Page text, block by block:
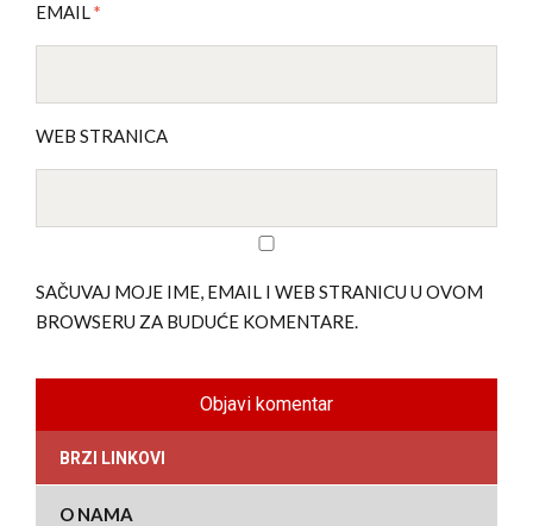
EMAIL*
WEB STRANICA
SAČUVAJ MOJE IME, EMAIL I WEB STRANICU U OVOM
BROWSERU ZA BUDUĆE KOMENTARE.
BRZI LINKOVI
O NAMA